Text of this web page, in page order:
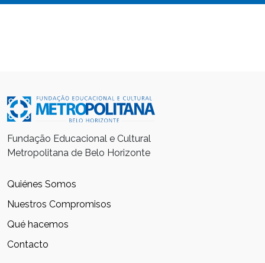
Fundação Educacional e Cultural
Metropolitana de Belo Horizonte
Quiénes Somos
Nuestros Compromisos
Qué hacemos
Contacto